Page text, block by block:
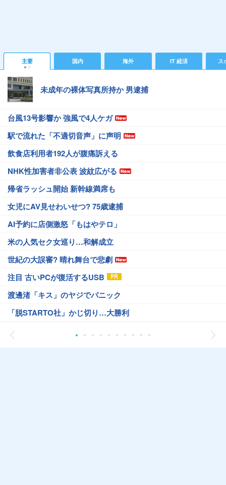
主要 国内 海外 IT 経済 ス
未成年の裸体写真所持か 男逮捕
台風13号影響か 強風で4人ケガ
駅で流れた「不適切音声」に声明
飲食店利用者192人が腹痛訴える
NHK性加害者非公表 波紋広がる
帰省ラッシュ開始 新幹線満席も
女児にAV見せわいせつ? 75歳逮捕
AI予約に店側激怒「もはやテロ」
米の人気セク女巡り…和解成立
世紀の大誤審? 晴れ舞台で悲劇
注目 古いPCが復活するUSB
渡邊渚「キス」のヤジでパニック
「脱STARTO社」かじ切り…大勝利